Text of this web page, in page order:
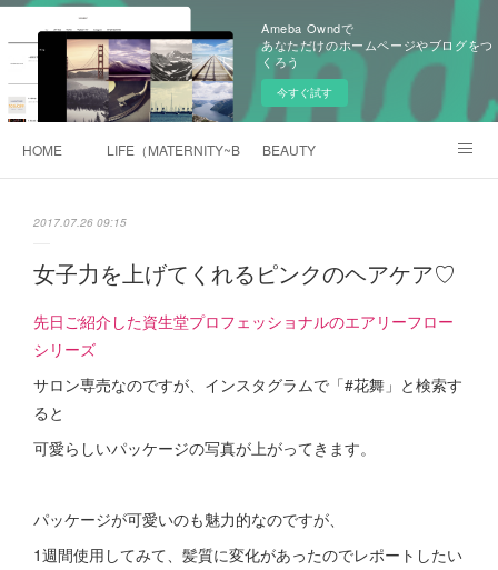
Ameba Owndで
あなただけのホームページやブログをつ
くろう
今すぐ試す
HOME LIFE（MATERNITY~BABY)BEAUTY
2017.07.26 09:15
女子力を上げてくれるピンクのヘアケア♡
先日ご紹介した資生堂プロフェッショナルのエアリーフロー
シリーズ
サロン専売なのですが、インスタグラムで「#花舞」と検索す
ると
可愛らしいパッケージの写真が上がってきます。
パッケージが可愛いのも魅力的なのですが、
1週間使用してみて、髪質に変化があったのでレポートしたい